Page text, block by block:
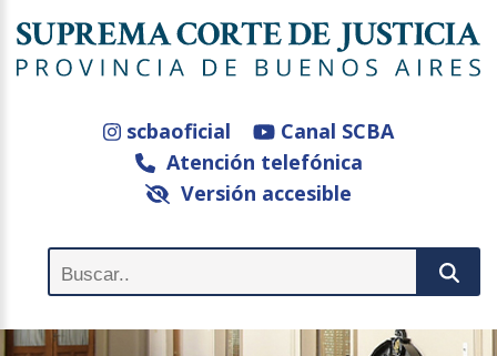
scbaoficial
Canal SCBA
Atención telefónica
Versión accesible